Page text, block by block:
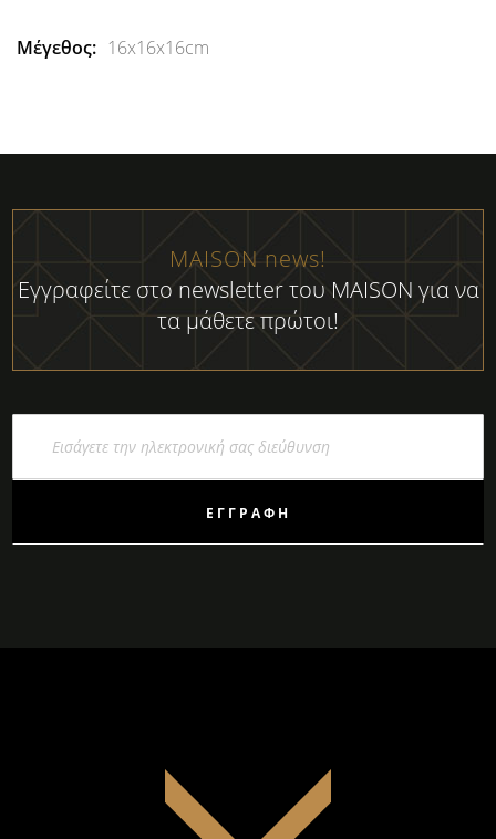
16x16x16cm
MAISON news!
Εγγραφείτε στο newsletter του MAISON για να
τα μάθετε πρώτοι!
ΕΓΓΡΑΦΉ